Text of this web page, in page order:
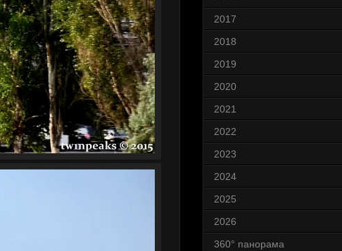
2017
2018
2019
2020
2021
2022
2023
2024
2025
2026
360° панорама